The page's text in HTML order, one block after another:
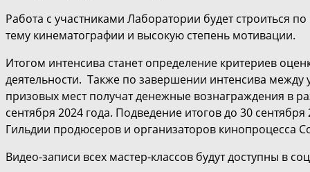
Работа с участниками Лаборатории будет строиться
тему кинематографии и высокую степень мотивации.
Итогом интенсива станет определение критериев
деятельности. Также по завершении интенсива между
призовых мест получат денежные вознаграждения в
сентября 2024 года. Подведение итогов до 30
Гильдии продюсеров и организаторов кинопроцесса
Видео-записи всех мастер-классов будут доступны в